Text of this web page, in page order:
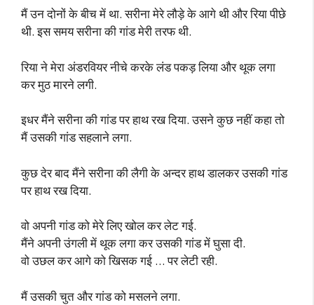
मैं उन दोनों के बीच में था. सरीना मेरे लौड़े के आगे थी और रिया पीछे
थी. इस समय सरीना की गांड मेरी तरफ थी.
रिया ने मेरा अंडरवियर नीचे करके लंड पकड़ लिया और थूक लगा
कर मुठ मारने लगी.
इधर मैंने सरीना की गांड पर हाथ रख दिया. उसने कुछ नहीं कहा तो
मैं उसकी गांड सहलाने लगा.
कुछ देर बाद मैंने सरीना की लैगी के अन्दर हाथ डालकर उसकी गांड
पर हाथ रख दिया.
वो अपनी गांड को मेरे लिए खोल कर लेट गई.
मैंने अपनी उंगली में थूक लगा कर उसकी गांड में घुसा दी.
वो उछल कर आगे को खिसक गई … पर लेटी रही.
मैं उसकी चुत और गांड को मसलने लगा.